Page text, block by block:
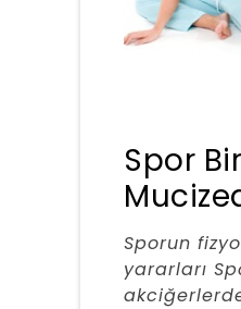
Spor Bir
Sporun
yararları